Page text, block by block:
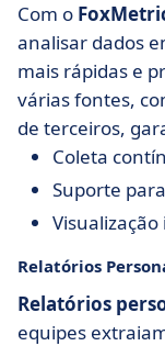
Com o
analisar dados
mais rápidas e
várias fontes,
de terceiros,
Coleta
Suporte
Relatórios
Relatórios
equipes